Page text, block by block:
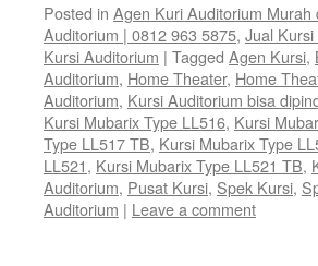
Posted in Agen Kuri Auditorium Murah
Auditorium | 0812 963 5875, Jual
Kursi Auditorium | Tagged Agen Kursi,
Auditorium, Home Theater, Home
Auditorium, Kursi Auditorium bisa
Kursi Mubarix Type LL516, Kursi
Type LL517 TB, Kursi Mubarix Type
LL521, Kursi Mubarix Type LL521 TB,
Auditorium, Pusat Kursi, Spek Kursi,
Auditorium | Leave a comment